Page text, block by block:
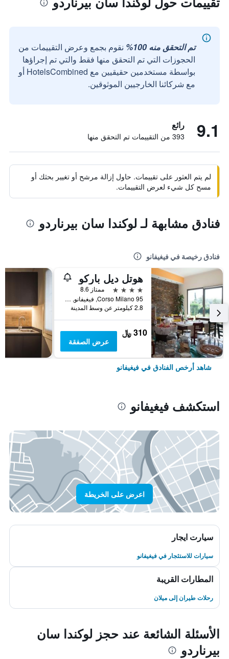
تم التحقق منه 100%
نقوم بجمع وعرض التقييمات من
الحجوزات التي تم التحقق منها فقط والتي تم إجراؤها
بواسطة مستخدمين حقيقيين مع HotelsCombined أو
مع شركائنا الخارجيين الموثوقين.
9.1 رائع
393 من التقييمات تم التحقق منها
لم يتم العثور على تقييمات. حاول إزالة مرشح أو تغيير بحثك أو
مسح كل شيء لعرض التقييمات.
فنادق مشابهة لـ لوكندا سان بيرناردو
فنادق رخيصة في فيغيفانو
هوتل ديل باركو
4 نجوم
ممتاز 8.6
Corso Milano 95, فيغيفانو, مقاطعة بافيا, إيطاليا
2.8 كيلومتر عن وسط المدينة
310 ﷼
عرض الصفقة
شاهد أرخص الفنادق في فيغيفانو
استكشف فيغيفانو
اعرض على الخريطة
سيارت ايجار
سيارات للاستئجار في فيغيفانو
المطارات القريبة
رحلات طيران إلى ميلان
الأسئلة الشائعة عند حجز لوكندا سان
بيرناردو